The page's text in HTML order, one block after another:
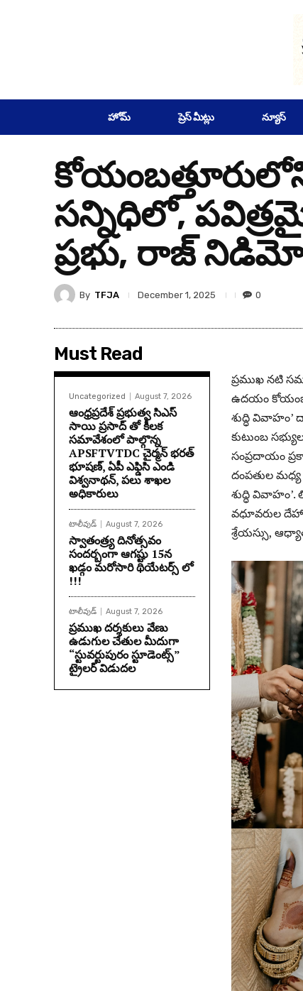
హోమ్ ప్రెస్ మీట్లు న్యూస్
సన్నిధిలో,
ప్రభు, రాజ్
By TFJA December 1, 2025 0
Must Read
Uncategorized August 7, 2026
ఆంధ్రప్రదేశ్ ప్రభుత్వ సిఎస్
సాయి ప్రసాద్ తో కీలక
సమావేశంలో పాల్గొన్న
APSFTVTDC చైర్మన్ భరత్
భూషణ్, ఏపీ ఎఫ్డిసి ఎండి
విశ్వనాథన్, పలు శాఖల
అధికారులు
టాలీవుడ్ August 7, 2026
స్వాతంత్ర్య దినోత్సవం
సందర్బంగా ఆగష్టు 15న
ఖడ్గం మరోసారి థియేటర్స్ లో
!!!
టాలీవుడ్ August 7, 2026
ప్రముఖ దర్శకులు వేణు
ఉడుగుల చేతుల మీదుగా
“స్టువర్టుపురం స్టూడెంట్స్”
ట్రైలర్ విడుదల
ప్రముఖ నటి
ఉదయం
శుద్ధి
కుటుంబ
సంప్రదాయం
దంపతుల
శుద్ధి
వధూవరుల
శ్రేయస్సు,